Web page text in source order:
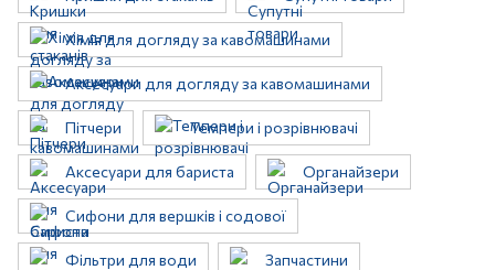
Хімія для догляду за кавомашинами
Аксесуари для догляду за кавомашинами
Пітчери Темпери і розрівнювачі
Аксесуари для бариста Органайзери
Сифони для вершків і содової
Фільтри для води Запчастини